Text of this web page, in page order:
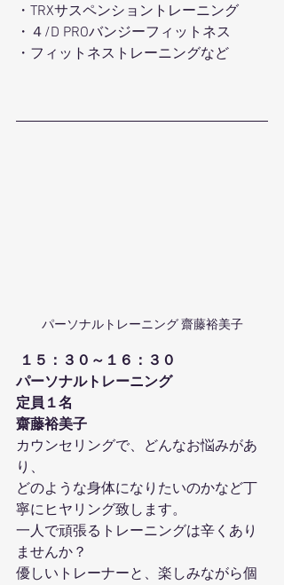
・TRXサスペンショントレーニング
・４/D PROバンジーフィットネス
・フィットネストレーニングなど
パーソナルトレーニング 齋藤裕美子
１５：３０～１６：３０
パーソナルトレーニング
定員１名
齋藤裕美子
カウンセリングで、どんなお悩みがあ
り、
どのような身体になりたいのかなど丁
寧にヒヤリング致します。
一人で頑張るトレーニングは辛くあり
ませんか？
優しいトレーナーと、楽しみながら個